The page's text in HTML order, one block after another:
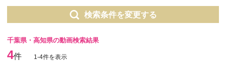
検索条件を変更する
千葉県・高知県の動画検索結果
4件 1-4件を表示